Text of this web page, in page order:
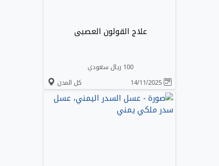
علاج القولون العصبى
100 ريال سعودي
كل المدن